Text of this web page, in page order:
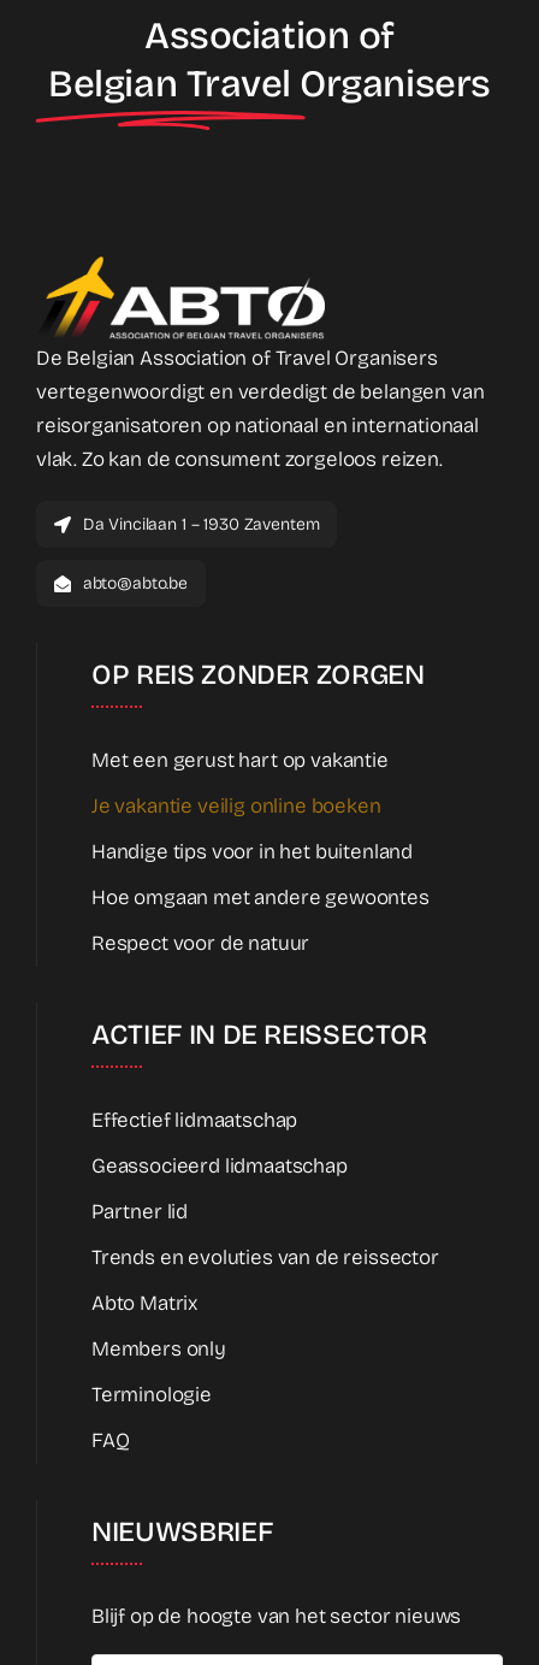
Association of
Belgian Travel Organisers
De Belgian Association of Travel Organisers
vertegenwoordigt en verdedigt de belangen van
reisorganisatoren op nationaal en internationaal
vlak. Zo kan de consument zorgeloos reizen.
Da Vincilaan 1 – 1930 Zaventem
abto@abto.be
OP REIS ZONDER ZORGEN
Met een gerust hart op vakantie
Je vakantie veilig online boeken
Handige tips voor in het buitenland
Hoe omgaan met andere gewoontes
Respect voor de natuur
ACTIEF IN DE REISSECTOR
Effectief lidmaatschap
Geassocieerd lidmaatschap
Partner lid
Trends en evoluties van de reissector
Abto Matrix
Members only
Terminologie
FAQ
NIEUWSBRIEF
Blijf op de hoogte van het sector nieuws